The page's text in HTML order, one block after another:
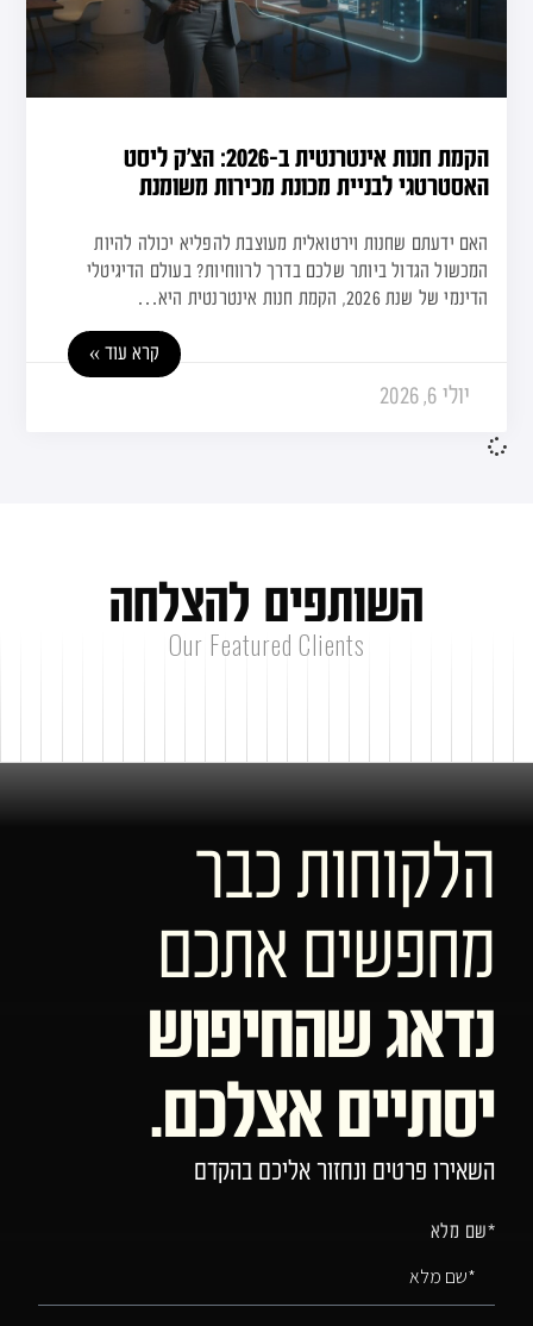
הקמת חנות אינטרנטית ב-2026: הצ’ק ליסט
האסטרטגי לבניית מכונת מכירות משומנת
האם ידעתם שחנות וירטואלית מעוצבת להפליא יכולה להיות
המכשול הגדול ביותר שלכם בדרך לרווחיות? בעולם הדיגיטלי
הדינמי של שנת 2026, הקמת חנות אינטרנטית היא…
קרא עוד »
יולי 6, 2026
השותפים להצלחה
Our Featured Clients
הלקוחות כבר
מחפשים אתכם
נדאג שהחיפוש
יסתיים אצלכם.
השאירו פרטים ונחזור אליכם בהקדם
*שם מלא